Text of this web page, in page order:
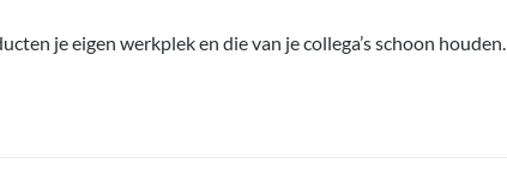
je eigen werkplek en die van je collega’s schoon houden.